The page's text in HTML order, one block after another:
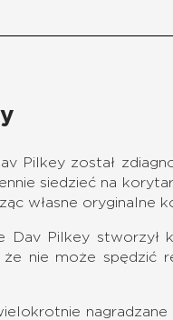
Pilkey został
siedzieć na
własne oryginalne
Dav Pilkey stworzył
że nie może spędzić